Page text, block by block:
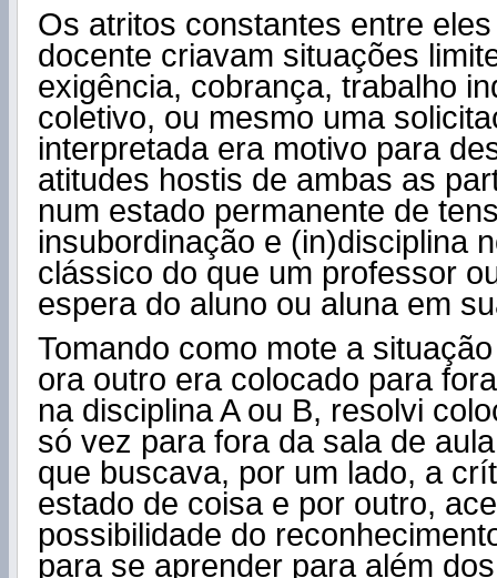
Os atritos constantes entre
docente criavam situações
exigência, cobrança, trabalho
coletivo, ou mesmo uma
interpretada era motivo para
atitudes hostis de ambas as
num estado permanente de
insubordinação e (in)disciplina
clássico do que um professor
espera do aluno ou aluna em
Tomando como mote a
ora outro era colocado para
na disciplina A ou B, resolvi
só vez para fora da sala de
que buscava, por um lado, a
estado de coisa e por outro,
possibilidade do
para se aprender para além